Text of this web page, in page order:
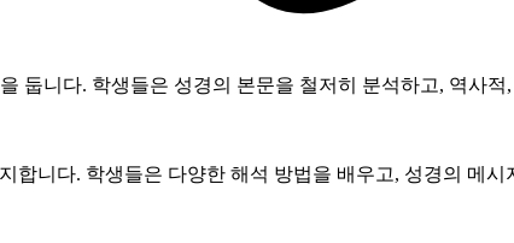
둡니다. 학생들은 성경의 본문을 철저히 분석하고, 역사
니다. 학생들은 다양한 해석 방법을 배우고, 성경의 메